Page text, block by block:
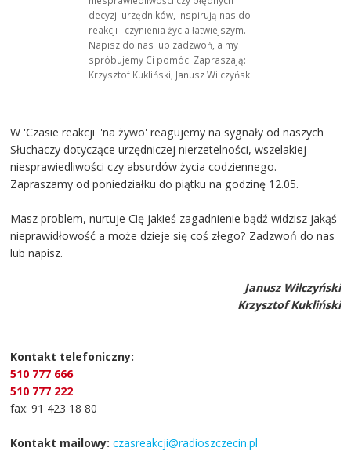
decyzji urzędników, inspirują nas do
reakcji i czynienia życia łatwiejszym.
Napisz do nas lub zadzwoń, a my
spróbujemy Ci pomóc. Zapraszają:
Krzysztof Kukliński, Janusz Wilczyński
W 'Czasie reakcji' 'na żywo' reagujemy na sygnały od naszych
Słuchaczy dotyczące urzędniczej nierzetelności, wszelakiej
niesprawiedliwości czy absurdów życia codziennego.
Zapraszamy od poniedziałku do piątku na godzinę 12.05.
Masz problem, nurtuje Cię jakieś zagadnienie bądź widzisz jakąś
nieprawidłowość a może dzieje się coś złego? Zadzwoń do nas
lub napisz.
Janusz Wilczyński
Krzysztof Kukliński
Kontakt telefoniczny:
510 777 666
510 777 222
fax: 91 423 18 80
Kontakt mailowy: czasreakcji@radioszczecin.pl